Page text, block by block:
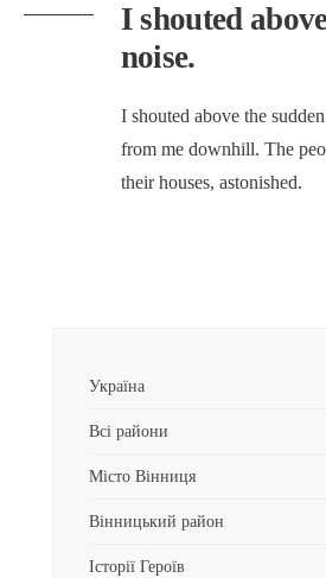
I shouted
noise.
I shouted above the
from me downhill. The
their houses, astonished.
Україна
Всі райони
Місто Вінниця
Вінницький район
Історії Героїв